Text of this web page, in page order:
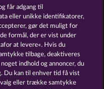
GATES OF PERSIA
Datasikkerhed
får adgang til
eller unikke identifikatorer,
gør det muligt for
formål, der er vist under
at levere«. Hvis du
tilbage, deaktiveres
indhold og annoncer, du
Du kan til enhver tid få vist
eller trække samtykke